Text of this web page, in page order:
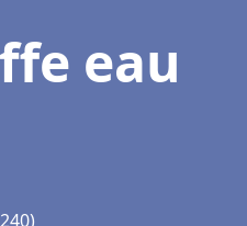
eau